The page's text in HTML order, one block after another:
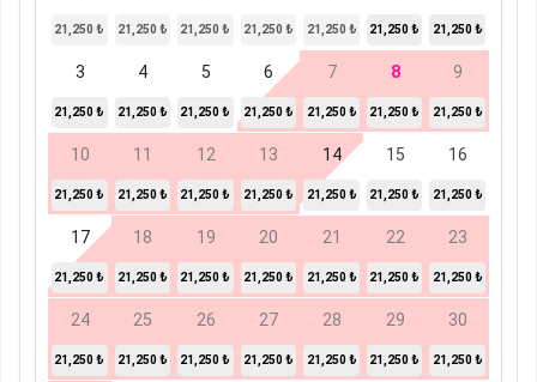
21,250 ₺ 21,250 ₺ 21,250 ₺ 21,250 ₺ 21,250 ₺ 21,250 ₺ 21,250 ₺
3
21,250 ₺
4
21,250 ₺
5
21,250 ₺
6
21,250 ₺
7
21,250 ₺
8
21,250 ₺
9
21,250 ₺
10
21,250 ₺
11
21,250 ₺
12
21,250 ₺
13
21,250 ₺
14
21,250 ₺
15
21,250 ₺
16
21,250 ₺
17
21,250 ₺
18
21,250 ₺
19
21,250 ₺
20
21,250 ₺
21
21,250 ₺
22
21,250 ₺
23
21,250 ₺
24
21,250 ₺
25
21,250 ₺
26
21,250 ₺
27
21,250 ₺
28
21,250 ₺
29
21,250 ₺
30
21,250 ₺